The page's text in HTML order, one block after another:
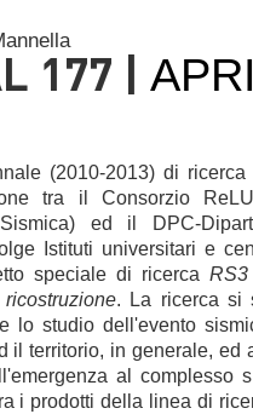
177 |
(2010-2013) di
tra il Consorzio
ed il DPC-
Istituti universitari e
speciale di ricerca
. La ricerca si
lo studio dell'evento
il territorio, in generale, ed
al complesso
i prodotti della linea di